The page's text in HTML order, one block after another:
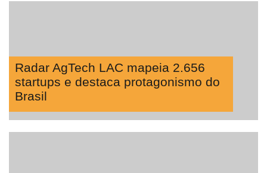
Radar AgTech LAC mapeia 2.656
startups e destaca protagonismo do
Brasil